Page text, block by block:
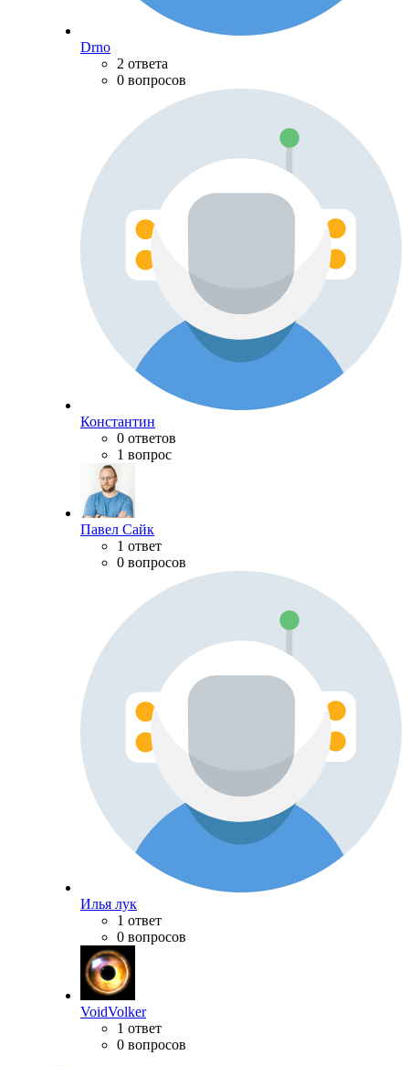
Drno
2 ответа
0 вопросов
Константин
0 ответов
1 вопрос
Павел Сайк
1 ответ
0 вопросов
Илья лук
1 ответ
0 вопросов
VoidVolker
1 ответ
0 вопросов